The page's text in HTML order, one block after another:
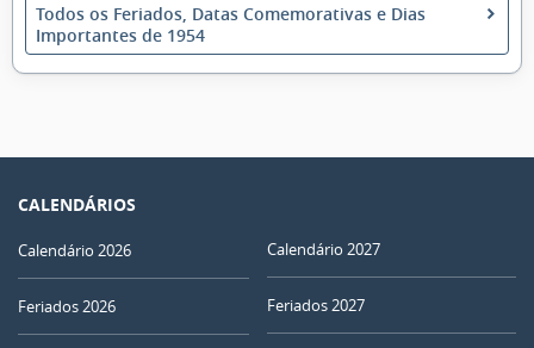
Todos os Feriados, Datas Comemorativas e Dias
Importantes de 1954
CALENDÁRIOS
Calendário 2026
Feriados 2026
Calendário 2027
Feriados 2027